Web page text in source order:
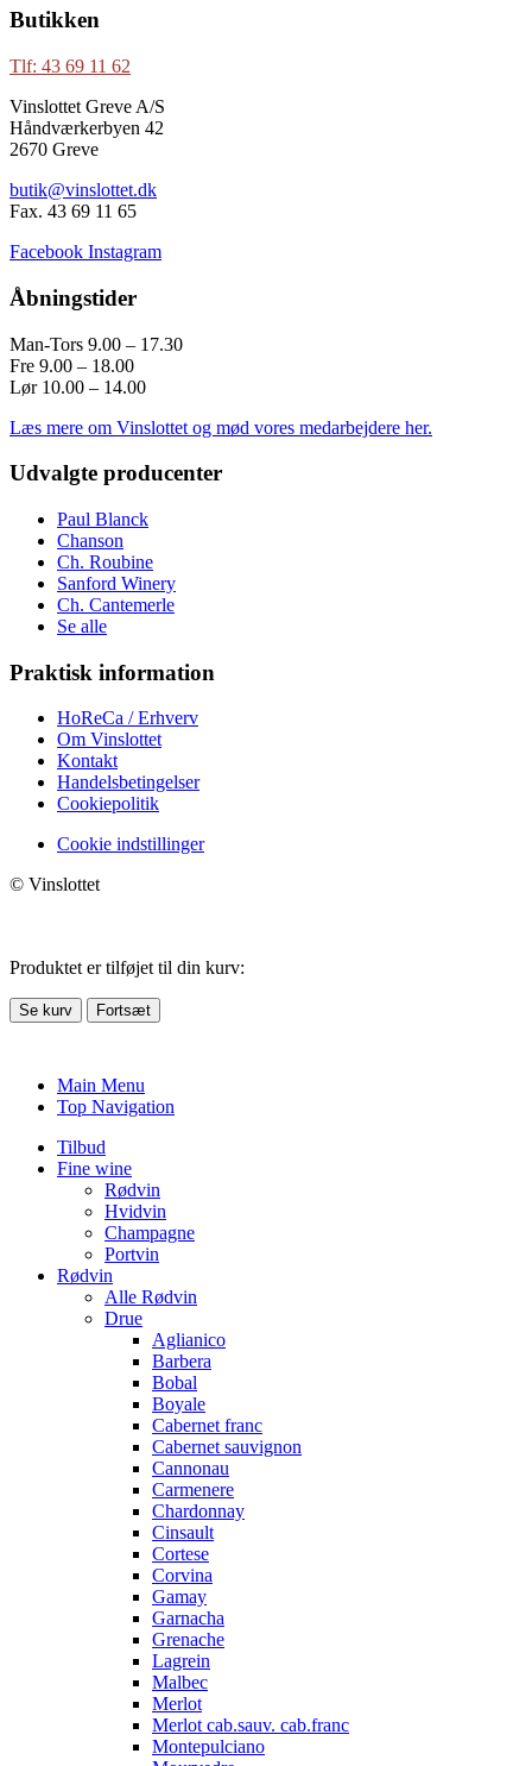
Butikken
Tlf: 43 69 11 62
Vinslottet Greve A/S
Håndværkerbyen 42
2670 Greve
butik@vinslottet.dk
Fax. 43 69 11 65
Facebook Instagram
Åbningstider
Man-Tors 9.00 – 17.30
Fre 9.00 – 18.00
Lør 10.00 – 14.00
Læs mere om Vinslottet og mød vores medarbejdere her.
Udvalgte producenter
Paul Blanck
Chanson
Ch. Roubine
Sanford Winery
Ch. Cantemerle
Se alle
Praktisk information
HoReCa / Erhverv
Om Vinslottet
Kontakt
Handelsbetingelser
Cookiepolitik
Cookie indstillinger
© Vinslottet
Produktet er tilføjet til din kurv:
Se kurv Fortsæt
Main Menu
Top Navigation
Tilbud
Fine wine
Rødvin
Hvidvin
Champagne
Portvin
Rødvin
Alle Rødvin
Drue
Aglianico
Barbera
Bobal
Boyale
Cabernet franc
Cabernet sauvignon
Cannonau
Carmenere
Chardonnay
Cinsault
Cortese
Corvina
Gamay
Garnacha
Grenache
Lagrein
Malbec
Merlot
Merlot cab.sauv. cab.franc
Montepulciano